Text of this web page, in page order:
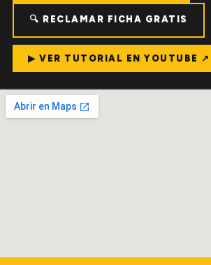
🔍 RECLAMAR FICHA GRATIS
▶ VER TUTORIAL EN YOUTUBE ↗